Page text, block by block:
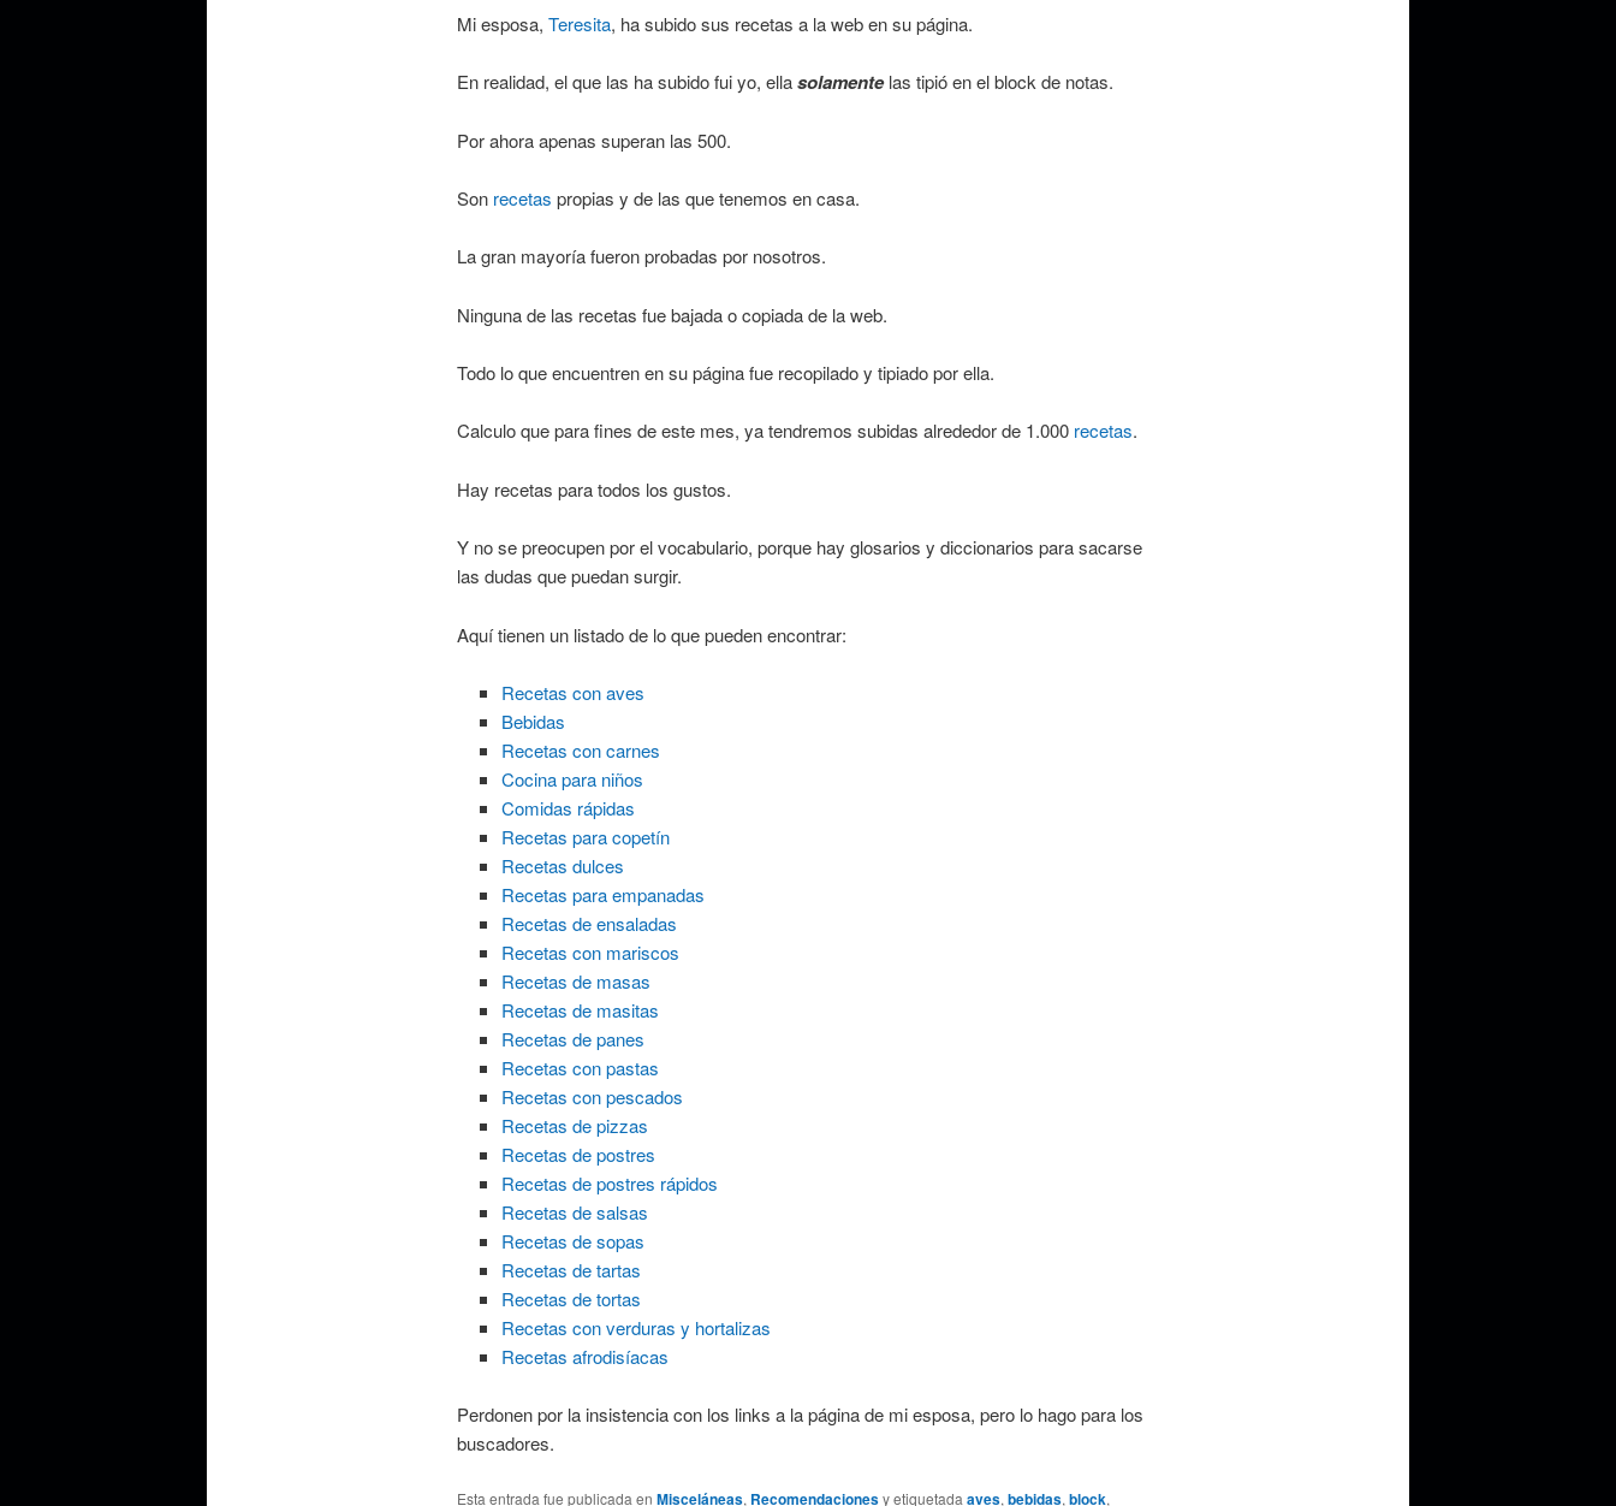
Mi esposa, Teresita, ha subido sus recetas a la web en su página.
En realidad, el que las ha subido fui yo, ellasolamentelas tipió en el block de notas.
Por ahora apenas superan las 500.
Son recetas propias y de las que tenemos en casa.
La gran mayoría fueron probadas por nosotros.
Ninguna de las recetas fue bajada o copiada de la web.
Todo lo que encuentren en su página fue recopilado y tipiado por ella.
Calculo que para fines de este mes, ya tendremos subidas alrededor de 1.000 recetas.
Hay recetas para todos los gustos.
Y no se preocupen por el vocabulario, porque hay glosarios y diccionarios para sacarse
las dudas que puedan surgir.
Aquí tienen un listado de lo que pueden encontrar:
Recetas con aves
Bebidas
Recetas con carnes
Cocina para niños
Comidas rápidas
Recetas para copetín
Recetas dulces
Recetas para empanadas
Recetas de ensaladas
Recetas con mariscos
Recetas de masas
Recetas de masitas
Recetas de panes
Recetas con pastas
Recetas con pescados
Recetas de pizzas
Recetas de postres
Recetas de postres rápidos
Recetas de salsas
Recetas de sopas
Recetas de tartas
Recetas de tortas
Recetas con verduras y hortalizas
Recetas afrodisíacas
Perdonen por la insistencia con los links a la página de mi esposa, pero lo hago para los
buscadores.
Esta entrada fue publicada en Misceláneas, Recomendacionesy etiquetada aves, bebidas, block,